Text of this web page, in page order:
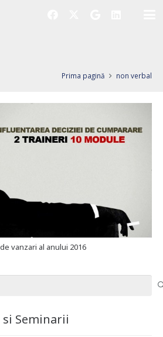
Prima pagină non verbal
vanzari al anului 2016
Seminarii